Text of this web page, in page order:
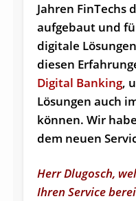
Jahren FinTechs
aufgebaut und
digitale
diesen
Digital Banking,
Lösungen auch
können. Wir
dem neuen
Herr Dlugosch,
Ihren Service